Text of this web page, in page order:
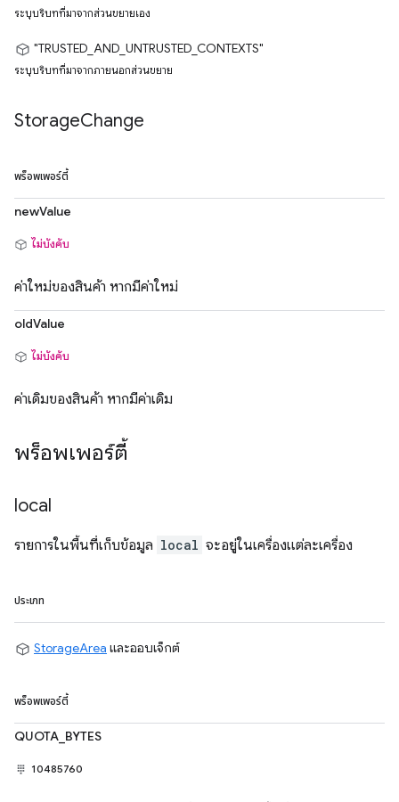
ระบุบริบทที่มาจากส่วนขยายเอง
"TRUSTED_AND_UNTRUSTED_CONTEXTS"
ระบุบริบทที่มาจากภายนอกส่วนขยาย
StorageChange
พร็อพเพอร์ตี้
newValue
ไม่บังคับ
ค่าใหม่ของสินค้า หากมีค่าใหม่
oldValue
ไม่บังคับ
ค่าเดิมของสินค้า หากมีค่าเดิม
พร็อพเพอร์ตี้
local
รายการในพื้นที่เก็บข้อมูล local จะอยู่ในเครื่องแต่ละเครื่อง
ประเภท
StorageArea และออบเจ็กต์
พร็อพเพอร์ตี้
QUOTA_BYTES
10485760